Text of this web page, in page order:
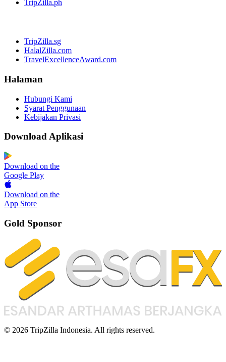
TripZilla.ph
TripZilla.sg
HalalZilla.com
TravelExcellenceAward.com
Halaman
Hubungi Kami
Syarat Penggunaan
Kebijakan Privasi
Download Aplikasi
Download on the
Google Play
Download on the
App Store
Gold Sponsor
© 2026 TripZilla Indonesia. All rights reserved.